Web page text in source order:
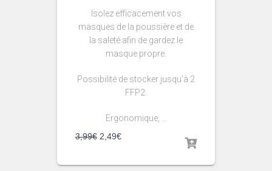
Isolez efficacement vos
masques de la poussière et de
la saleté afin de gardez le
masque propre.
Possibilité de stocker jusqu’à 2
FFP2.
Ergonomique, …
3,99€ 2,49€